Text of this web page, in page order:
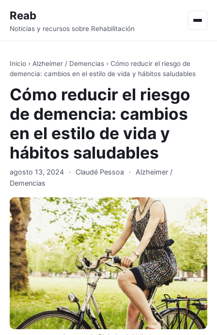
Reab
Noticias y recursos sobre Rehabilitación
Inicio › Alzheimer / Demencias › Cómo reducir el riesgo de
demencia: cambios en el estilo de vida y hábitos saludables
Cómo reducir el riesgo
de demencia: cambios
en el estilo de vida y
hábitos saludables
agosto 13, 2024 · Claudé Pessoa ·
Alzheimer /
Demencias